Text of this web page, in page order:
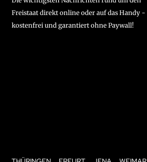
Freistaat direkt online oder auf das Handy -
kostenfrei und garantiert ohne Paywall!